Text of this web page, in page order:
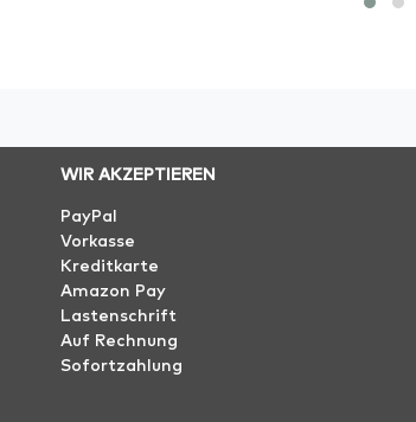
WIR AKZEPTIEREN
PayPal
Vorkasse
Kreditkarte
Amazon Pay
Lastenschrift
Auf Rechnung
Sofortzahlung